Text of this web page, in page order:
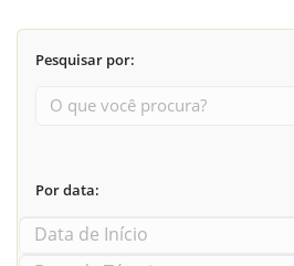
Pesquisar por:
Por data: